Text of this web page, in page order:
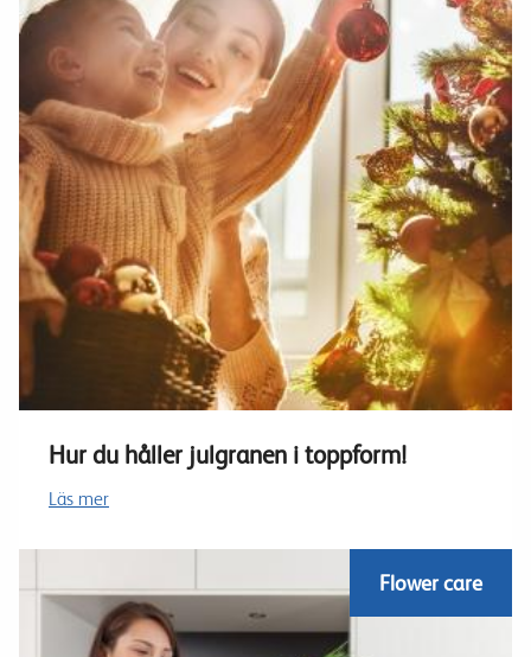
Hur du håller julgranen i toppform!
Läs mer
Flower care